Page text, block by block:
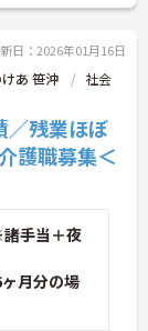
日：2026年01月16日
あ 笹沖
社会
／残業ほぼ
護職募集＜
手当＋夜
月分の場